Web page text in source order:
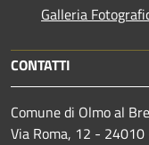
Galleria
CONTATTI
Comune di Olmo al
Via Roma, 12 -